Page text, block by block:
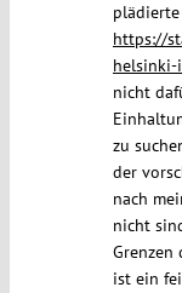
https://
helsinki-
nicht
zu
der
nach
nicht
Grenzen
ist ein